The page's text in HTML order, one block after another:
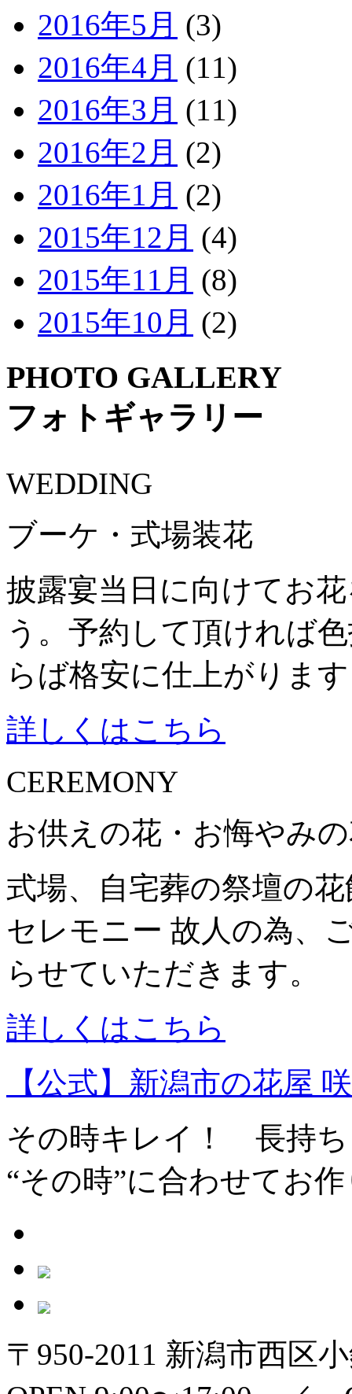
2016年5月 (3)
2016年4月 (11)
2016年3月 (11)
2016年2月 (2)
2016年1月 (2)
2015年12月 (4)
2015年11月 (8)
2015年10月 (2)
PHOTO GALLERY
フォトギャラリー
WEDDING
ブーケ・式場装花
披露宴当日に向けてお
う。予約して頂ければ
らば格安に仕上がります
詳しくはこちら
CEREMONY
お供えの花・お悔やみ
式場、自宅葬の祭壇の
セレモニー 故人の為、
らせていただきます。
詳しくはこちら
【公式】新潟市の花屋
その時キレイ！ 長持
“その時”に合わせてお
〒950-2011 新潟市西区